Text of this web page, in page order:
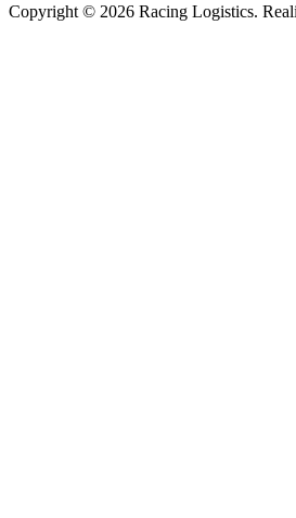
Copyright © 2026 Racing Logistics.